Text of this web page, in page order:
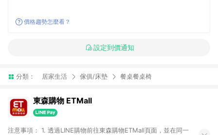
價格趨勢怎麼看？
設定到價通知
分類： 居家生活 傢俱/床墊 餐桌餐桌椅
東森購物 ETMall
注意事項： 1. 透過LINE購物前往東森購物ETMall頁面，並在同一